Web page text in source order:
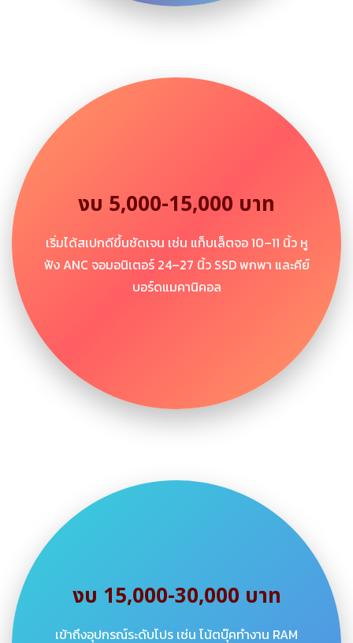
งบ 5,000-15,000 บาท
เริ่มได้สเปกดีขึ้นชัดเจน เช่น แท็บเล็ตจอ 10–11 นิ้ว หู
ฟัง ANC จอมอนิเตอร์ 24–27 นิ้ว SSD พกพา และคีย์
บอร์ดแมคานิคอล
งบ 15,000-30,000 บาท
เข้าถึงอุปกรณ์ระดับโปร เช่น โน้ตบุ๊คทำงาน RAM